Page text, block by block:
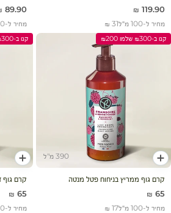
מחיר מבצע
119.90 ₪
מחיר ל-100 מ״ל 31 ₪
מחיר
89.90 ₪
מחיר ל-100 מ״ל
קנו ב-₪300 שלמו ₪200
390 מ"ל
הוסף לעגלה
קרם גוף ממריץ בניחוח פטל מנטה
מחיר מבצע
65 ₪
מחיר ל-100 מ״ל 17 ₪
קנו ב-₪300 שלמו ₪200
הוסף
קרם גוף
מחיר
65 ₪
מחיר ל-100 מ״ל